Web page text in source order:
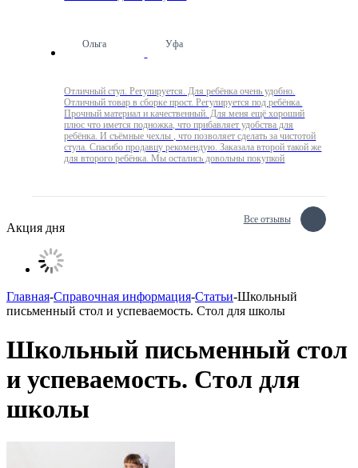
Ольга Уфа
Отличный стул. Регулируется. Для ребёнка очень удобно.
Отличный товар в сборке прост. Регулируется под ребёнка.
Прочный материал и качественный. Для меня ещё хороший
плюс что имется подножка, что прибавляет удобства для
ребёнка. И съёмные чехлы , что позволяет сделать за чистотой
стула. Спасибо продавцу рекомендую. Заказала второй такой же
для второго ребёнка. Мы остались довольны покупкой
Все отзывы
Акция дня
Главная-Справочная информация-Статьи-Школьный
письменный стол и успеваемость. Стол для школы
Школьный письменный стол
и успеваемость. Стол для
школы